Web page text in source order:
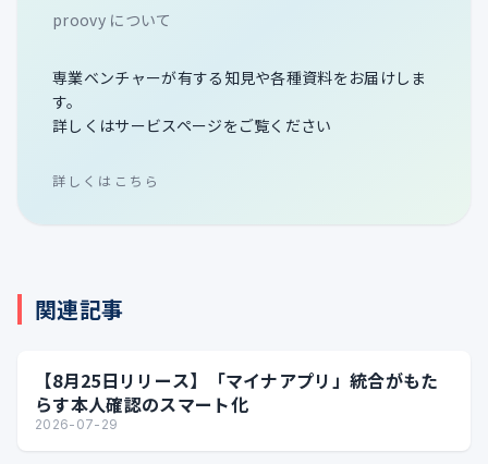
proovy について
専業ベンチャーが有する知見や各種資料をお届けしま
す。
詳しくはサービスページをご覧ください
詳しくはこちら
関連記事
【8月25日リリース】「マイナアプリ」統合がもた
らす本人確認のスマート化
2026-07-29